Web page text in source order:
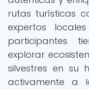
rutas turísticas
expertos
participantes
explorar
silvestres en su
activamente a